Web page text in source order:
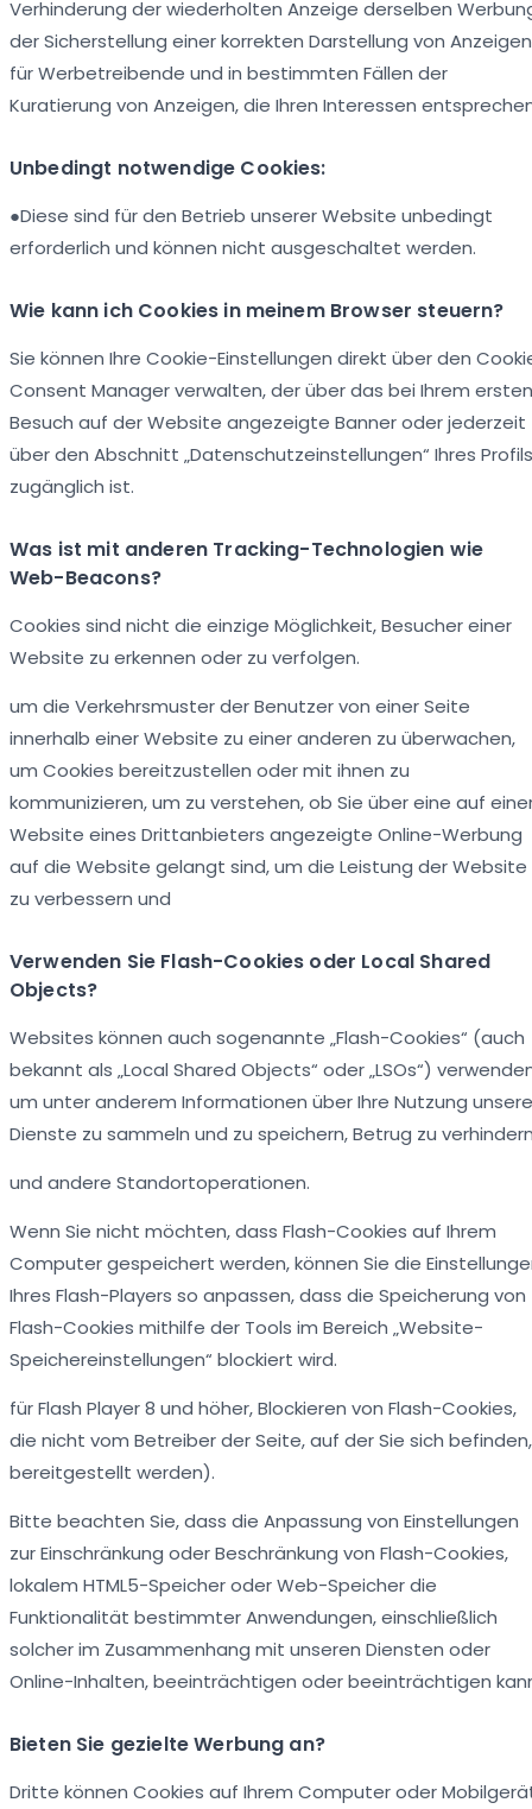
Verhinderung der wiederholten Anzeige derselben
der Sicherstellung einer korrekten Darstellung von Anzeigen
für Werbetreibende und in bestimmten Fällen der
Kuratierung von Anzeigen, die Ihren Interessen
Unbedingt notwendige Cookies:
●Diese sind für den Betrieb unserer Website unbedingt
erforderlich und können nicht ausgeschaltet werden.
Wie kann ich Cookies in meinem Browser steuern?
Sie können Ihre Cookie-Einstellungen direkt über den
Consent Manager verwalten, der über das bei Ihrem ersten
Besuch auf der Website angezeigte Banner oder jederzeit
über den Abschnitt „Datenschutzeinstellungen“ Ihres Profils
zugänglich ist.
Was ist mit anderen Tracking-Technologien wie
Web-Beacons?
Cookies sind nicht die einzige Möglichkeit, Besucher einer
Website zu erkennen oder zu verfolgen.
um die Verkehrsmuster der Benutzer von einer Seite
innerhalb einer Website zu einer anderen zu überwachen,
um Cookies bereitzustellen oder mit ihnen zu
kommunizieren, um zu verstehen, ob Sie über eine auf
Website eines Drittanbieters angezeigte Online-Werbung
auf die Website gelangt sind, um die Leistung der Website
zu verbessern und
Verwenden Sie Flash-Cookies oder Local Shared
Objects?
Websites können auch sogenannte „Flash-Cookies“ (auch
bekannt als „Local Shared Objects“ oder „LSOs“)
um unter anderem Informationen über Ihre Nutzung
Dienste zu sammeln und zu speichern, Betrug zu
und andere Standortoperationen.
Wenn Sie nicht möchten, dass Flash-Cookies auf Ihrem
Computer gespeichert werden, können Sie die
Ihres Flash-Players so anpassen, dass die Speicherung von
Flash-Cookies mithilfe der Tools im Bereich „Website-
Speichereinstellungen“ blockiert wird.
für Flash Player 8 und höher, Blockieren von Flash-Cookies,
die nicht vom Betreiber der Seite, auf der Sie sich befinden,
bereitgestellt werden).
Bitte beachten Sie, dass die Anpassung von Einstellungen
zur Einschränkung oder Beschränkung von Flash-Cookies,
lokalem HTML5-Speicher oder Web-Speicher die
Funktionalität bestimmter Anwendungen, einschließlich
solcher im Zusammenhang mit unseren Diensten oder
Online-Inhalten, beeinträchtigen oder beeinträchtigen
Bieten Sie gezielte Werbung an?
Dritte können Cookies auf Ihrem Computer oder